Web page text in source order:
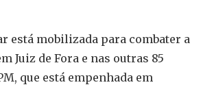
está mobilizada para combater a
Juiz de Fora e nas outras 85
que está empenhada em